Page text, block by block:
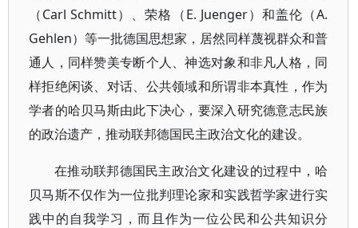
（Carl Schmitt）、荣格（E. Juenger）和盖伦（A.
Gehlen）等一批德国思想家，居然同样蔑视群众和普
通人，同样赞美专断个人、神选对象和非凡人格，同
样拒绝闲谈、对话、公共领域和所谓非本真性，作为
学者的哈贝马斯由此下决心，要深入研究德意志民族
的政治遗产，推动联邦德国民主政治文化的建设。
在推动联邦德国民主政治文化建设的过程中，哈
贝马斯不仅作为一位批判理论家和实践哲学家进行实
践中的自我学习，而且作为一位公民和公共知识分